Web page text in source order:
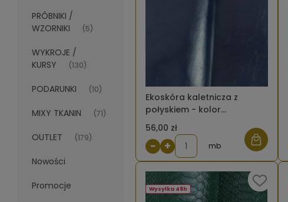
PRÓBNIKI /
WZORNIKI
(5)
WYKROJE /
KURSY
(130)
PODARUNKI (10)
MIXY TKANIN (71)
OUTLET (179)
Nowości
Promocje
Ekoskóra kaletnicza z
połyskiem - kolor
granatowy
56,00 zł
− + mb
Wysyłka 48h